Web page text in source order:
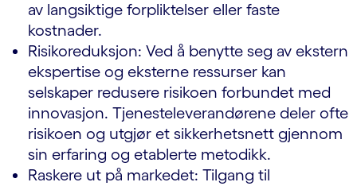
av langsiktige forpliktelser eller faste
kostnader.
Risikoreduksjon: Ved å benytte seg av ekstern
ekspertise og eksterne ressurser kan
selskaper redusere risikoen forbundet med
innovasjon. Tjenesteleverandørene deler ofte
risikoen og utgjør et sikkerhetsnett gjennom
sin erfaring og etablerte metodikk.
Raskere ut på markedet: Tilgang til